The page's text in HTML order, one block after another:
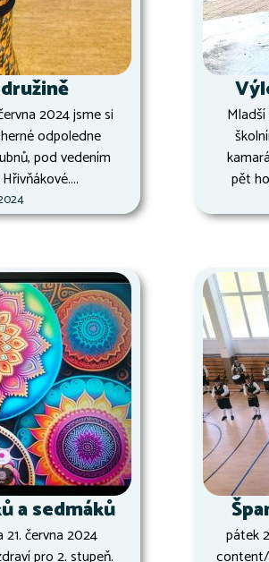
2024 jsme si
odpoledne
pod vedením
pět
a sedmáků
června 2024
pro 2. stupeň.
pátek